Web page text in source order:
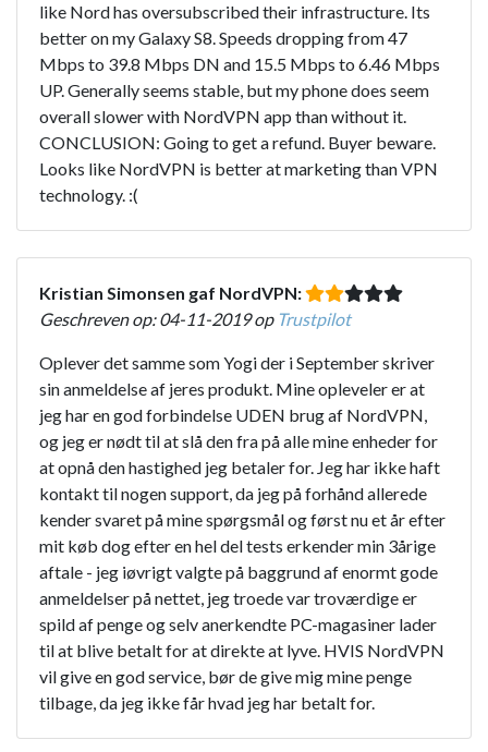
like Nord has oversubscribed their infrastructure. Its
better on my Galaxy S8. Speeds dropping from 47
Mbps to 39.8 Mbps DN and 15.5 Mbps to 6.46 Mbps
UP. Generally seems stable, but my phone does seem
overall slower with NordVPN app than without it.
CONCLUSION: Going to get a refund. Buyer beware.
Looks like NordVPN is better at marketing than VPN
technology. :(
Kristian Simonsen gaf NordVPN:
Geschreven op: 04-11-2019 op Trustpilot
Oplever det samme som Yogi der i September skriver
sin anmeldelse af jeres produkt. Mine opleveler er at
jeg har en god forbindelse UDEN brug af NordVPN,
og jeg er nødt til at slå den fra på alle mine enheder for
at opnå den hastighed jeg betaler for. Jeg har ikke haft
kontakt til nogen support, da jeg på forhånd allerede
kender svaret på mine spørgsmål og først nu et år efter
mit køb dog efter en hel del tests erkender min 3årige
aftale - jeg iøvrigt valgte på baggrund af enormt gode
anmeldelser på nettet, jeg troede var troværdige er
spild af penge og selv anerkendte PC-magasiner lader
til at blive betalt for at direkte at lyve. HVIS NordVPN
vil give en god service, bør de give mig mine penge
tilbage, da jeg ikke får hvad jeg har betalt for.